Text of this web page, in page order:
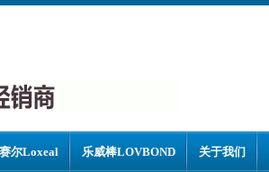
尔Loxeal 乐威棒LOVBOND 关于我们